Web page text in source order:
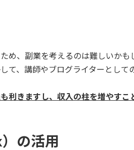
め、副業を考えるのは難しいかも
て、講師やブログライターとして
利きますし、収入の柱を増やすこ
の活用